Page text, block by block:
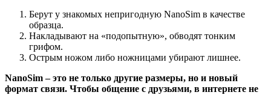
Берут у знакомых непригодную NanoSim в качестве
образца.
Накладывают на «подопытную», обводят тонким
грифом.
Острым ножом либо ножницами убирают лишнее.
NanoSim – это не только другие размеры, но и новый
формат связи. Чтобы общение с друзьями, в интернете не